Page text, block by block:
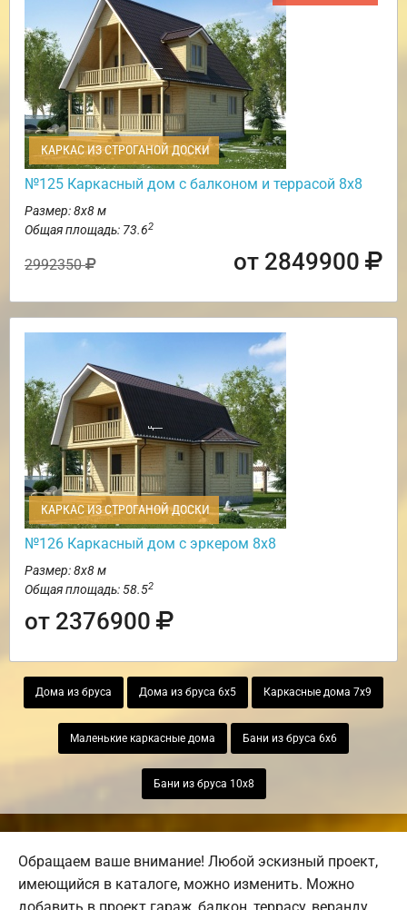
КАРКАС ИЗ СТРОГАНОЙ ДОСКИ
№125 Каркасный дом с балконом и террасой 8х8
Размер: 8х8 м
Общая площадь: 73.62
2992350 от 2849900
КАРКАС ИЗ СТРОГАНОЙ ДОСКИ
№126 Каркасный дом с эркером 8х8
Размер: 8х8 м
Общая площадь: 58.52
от 2376900
Дома из бруса Дома из бруса 6х5 Каркасные дома 7х9
Маленькие каркасные дома Бани из бруса 6х6
Бани из бруса 10х8
Обращаем ваше внимание! Любой эскизный проект,
имеющийся в каталоге, можно изменить. Можно